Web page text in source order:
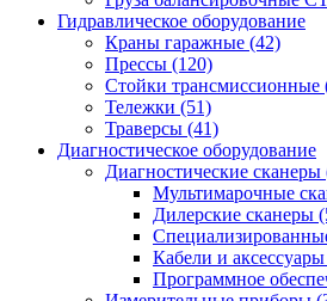
Гидравлическое оборудование
Краны гаражные (42)
Прессы (120)
Стойки трансмиссионные
Тележки (51)
Траверсы (41)
Диагностическое оборудование
Диагностические сканеры
Мультимарочные
Дилерские сканеры
Кабели и аксессуары
Программное